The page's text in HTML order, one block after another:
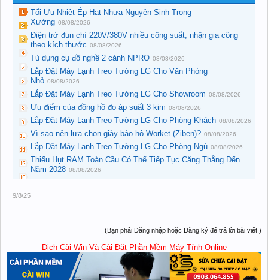
Tối Ưu Nhiệt Ép Hạt Nhựa Nguyên Sinh Trong
Xưởng 08/08/2026
Điện trở đun chì 220V/380V nhiều công suất, nhận gia công
theo kích thước 08/08/2026
Tủ dụng cụ đồ nghề 2 cánh NPRO 08/08/2026
Lắp Đặt Máy Lạnh Treo Tường LG Cho Văn Phòng
Nhỏ 08/08/2026
Lắp Đặt Máy Lạnh Treo Tường LG Cho Showroom 08/08/2026
Ưu điểm của đồng hồ đo áp suất 3 kim 08/08/2026
Lắp Đặt Máy Lạnh Treo Tường LG Cho Phòng Khách 08/08/2026
Vì sao nên lựa chọn giày bảo hộ Worket (Ziben)? 08/08/2026
Lắp Đặt Máy Lạnh Treo Tường LG Cho Phòng Ngủ 08/08/2026
Thiếu Hụt RAM Toàn Cầu Có Thể Tiếp Tục Căng Thẳng Đến
Năm 2028 08/08/2026
9/8/25
(Bạn phải Đăng nhập hoặc Đăng ký để trả lời bài viết.)
Dịch Cài Win Và Cài Đặt Phần Mềm Máy Tính Online